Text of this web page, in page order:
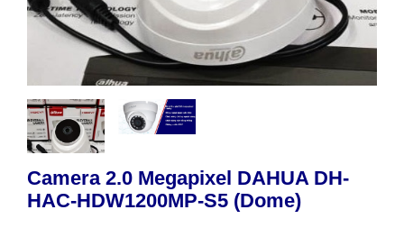
Camera 2.0 Megapixel DAHUA DH-
HAC-HDW1200MP-S5 (Dome)